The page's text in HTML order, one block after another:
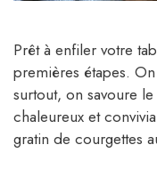
Prêt à enfiler votre
premières étapes.
surtout, on savoure
chaleureux et
gratin de courgettes